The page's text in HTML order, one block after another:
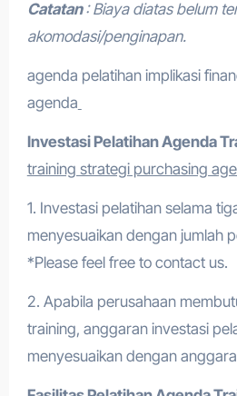
Catatan: Biaya diatas belum
akomodasi/penginapan.
agenda pelatihan implikasi
agenda
Investasi PelatihanAgenda
training strategi purchasing
1. Investasi pelatihan selama
menyesuaikan dengan jumlah
*Please feel free to contact us.
2. Apabila perusahaan
training, anggaran investasi
menyesuaikan dengan